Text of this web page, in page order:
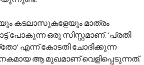
കടലാസുകളേയും മാത്രം
പോകുന്ന ഒരു സിസ്റ്റമാണ്. ‘പ്രതി
എന്ന് കോടതി ചോദിക്കുന്ന
ആ മുഖമാണ് വെളിപ്പെടുന്നത്.